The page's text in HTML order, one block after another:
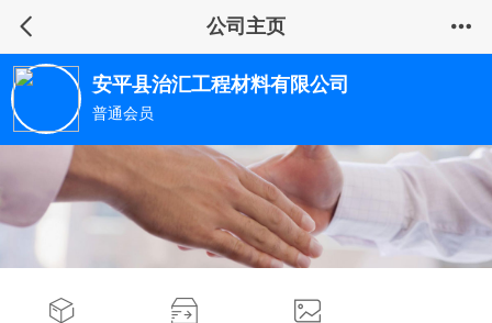
公司主页
安平县治汇工程材料有限公司
普通会员